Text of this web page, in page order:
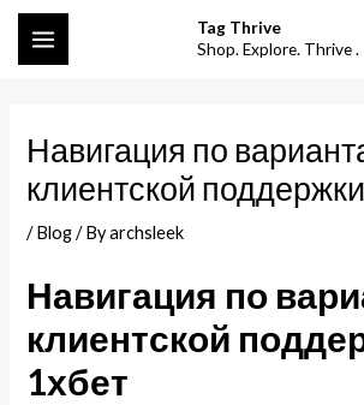
SkipMAIN
MENU
Tag Thrive
Shop. Explore. Thrive .
S
e
c
h
f
:
Навигация по
клиентской
/Blog/ Byarchsleek
Навигация по
клиентской
1хбет
Post